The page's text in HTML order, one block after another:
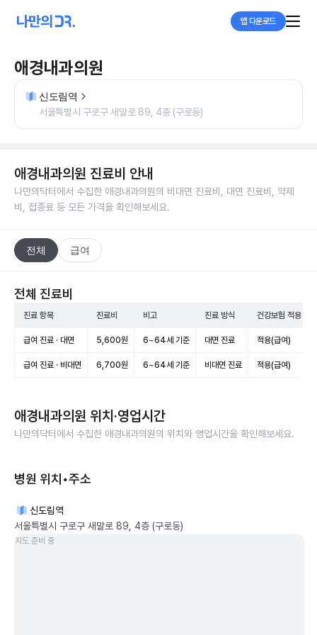
앱 다운로드
애경내과의원
신도림역
서울특별시 구로구 새말로 89, 4층 (구로동)
애경내과의원 진료비 안내
나만의닥터에서 수집한 애경내과의원의 비대면 진료비, 대면 진료비, 약제
비, 접종료 등 모든 가격을 확인해보세요.
전체 급여
전체 진료비
진료 항목 진료비 비고 진료 방식 건강보험 적용
급여 진료 · 대면 5,600원 6~64세 기준 대면 진료 적용(급여)
급여 진료 · 비대면 6,700원 6~64세 기준 비대면 진료 적용(급여)
애경내과의원 위치·영업시간
나만의닥터에서 수집한 애경내과의원의 위치와 영업시간을 확인해보세요.
병원 위치•주소
신도림역
서울특별시 구로구 새말로 89, 4층 (구로동)
지도 준비 중